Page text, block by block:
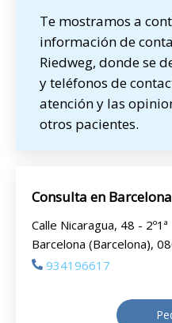
Te mostramos a
información de
Riedweg, donde se
y teléfonos de
atención y las
otros pacientes.
Consulta en Barcelona
Calle Nicaragua, 48 - 2º1ª
Barcelona (Barcelona),
934196617